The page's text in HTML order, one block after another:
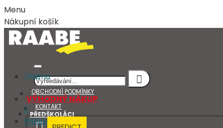
Menu
Nákupní košík
OBCHODNÍ PODMÍNKY
KONTAKT
Menu
VÝHODNÝ NÁKUP
PŘEDŠKOLÁCI
Přihlásit